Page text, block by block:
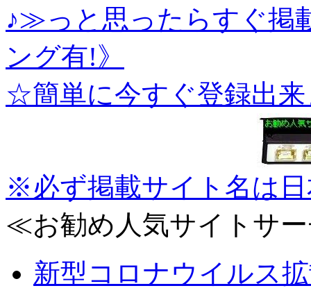
♪≫っと思ったらすぐ掲
ング有!》
☆簡単に今すぐ登録出
※必ず掲載サイト名は
≪お勧め人気サイトサ
新型コロナウイルス